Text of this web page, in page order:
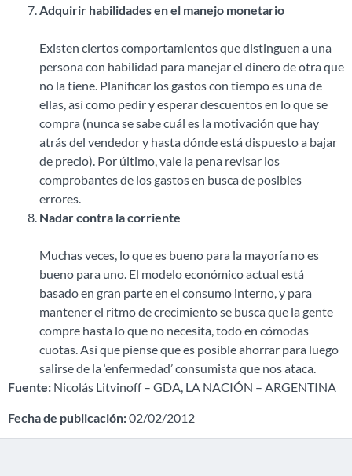
Adquirir habilidades en el manejo monetario
Existen ciertos comportamientos que distinguen a una
persona con habilidad para manejar el dinero de otra que
no la tiene. Planificar los gastos con tiempo es una de
ellas, así como pedir y esperar descuentos en lo que se
compra (nunca se sabe cuál es la motivación que hay
atrás del vendedor y hasta dónde está dispuesto a bajar
de precio). Por último, vale la pena revisar los
comprobantes de los gastos en busca de posibles
errores.
Nadar contra la corriente
Muchas veces, lo que es bueno para la mayoría no es
bueno para uno. El modelo económico actual está
basado en gran parte en el consumo interno, y para
mantener el ritmo de crecimiento se busca que la gente
compre hasta lo que no necesita, todo en cómodas
cuotas. Así que piense que es posible ahorrar para luego
salirse de la ‘enfermedad’ consumista que nos ataca.
Fuente: Nicolás Litvinoff – GDA, LA NACIÓN – ARGENTINA
Fecha de publicación:02/02/2012